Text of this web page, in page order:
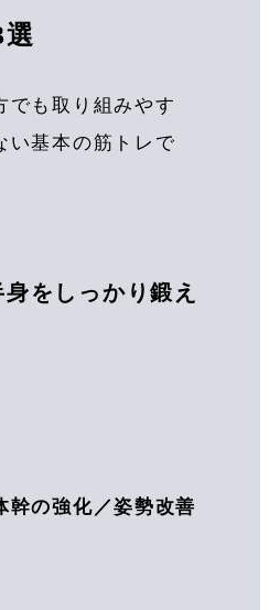
でも取り組みやす
い基本の筋トレ で
をしっかり鍛え
幹の強化／姿勢改善